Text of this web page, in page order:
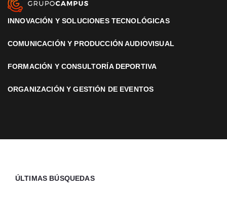
INNOVACIÓN Y SOLUCIONES TECNOLÓGICAS
COMUNICACIÓN Y PRODUCCIÓN AUDIOVISUAL
FORMACIÓN Y CONSULTORÍA DEPORTIVA
ORGANIZACIÓN Y GESTIÓN DE EVENTOS
ÚLTIMAS BÚSQUEDAS